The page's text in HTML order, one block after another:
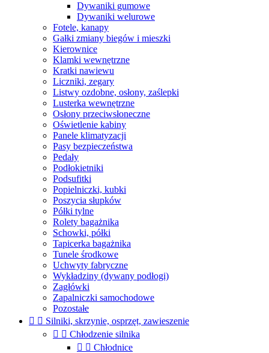
Dywaniki gumowe
Dywaniki welurowe
Fotele, kanapy
Gałki zmiany biegów i mieszki
Kierownice
Klamki wewnętrzne
Kratki nawiewu
Liczniki, zegary
Listwy ozdobne, osłony, zaślepki
Lusterka wewnętrzne
Osłony przeciwsłoneczne
Oświetlenie kabiny
Panele klimatyzacji
Pasy bezpieczeństwa
Pedały
Podłokietniki
Podsufitki
Popielniczki, kubki
Poszycia słupków
Półki tylne
Rolety bagażnika
Schowki, półki
Tapicerka bagażnika
Tunele środkowe
Uchwyty fabryczne
Wykładziny (dywany podłogi)
Zagłówki
Zapalniczki samochodowe
Pozostałe
  Silniki, skrzynie, osprzęt, zawieszenie
  Chłodzenie silnika
  Chłodnice